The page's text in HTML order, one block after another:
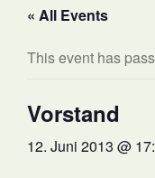
« All Events
This event has
Vorstand
12. Juni 2013 @